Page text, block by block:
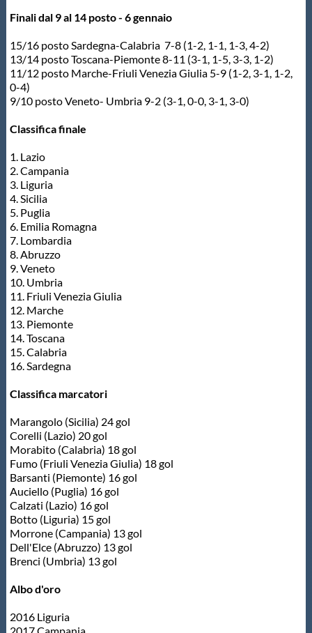
Finali dal 9 al 14 posto - 6 gennaio
15/16 posto Sardegna-Calabria 7-8 (1-2, 1-1, 1-3, 4-2)
13/14 posto Toscana-Piemonte 8-11 (3-1, 1-5, 3-3, 1-2)
11/12 posto Marche-Friuli Venezia Giulia 5-9 (1-2, 3-1, 1-2,
0-4)
9/10 posto Veneto- Umbria 9-2 (3-1, 0-0, 3-1, 3-0)
Classifica finale
1. Lazio
2. Campania
3. Liguria
4. Sicilia
5. Puglia
6. Emilia Romagna
7. Lombardia
8. Abruzzo
9. Veneto
10. Umbria
11. Friuli Venezia Giulia
12. Marche
13. Piemonte
14. Toscana
15. Calabria
16. Sardegna
Classifica marcatori
Marangolo (Sicilia) 24 gol
Corelli (Lazio) 20 gol
Morabito (Calabria) 18 gol
Fumo (Friuli Venezia Giulia) 18 gol
Barsanti (Piemonte) 16 gol
Auciello (Puglia) 16 gol
Calzati (Lazio) 16 gol
Botto (Liguria) 15 gol
Morrone (Campania) 13 gol
Dell'Elce (Abruzzo) 13 gol
Brenci (Umbria) 13 gol
Albo d'oro
2016 Liguria